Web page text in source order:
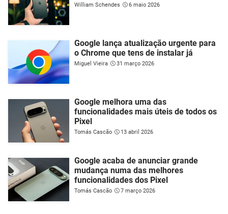
William Schendes 6 maio 2026
Google lança atualização urgente para
o Chrome que tens de instalar já
Miguel Vieira 31 março 2026
Google melhora uma das
funcionalidades mais úteis de todos os
Pixel
Tomás Cascão 13 abril 2026
Google acaba de anunciar grande
mudança numa das melhores
funcionalidades dos Pixel
Tomás Cascão 7 março 2026